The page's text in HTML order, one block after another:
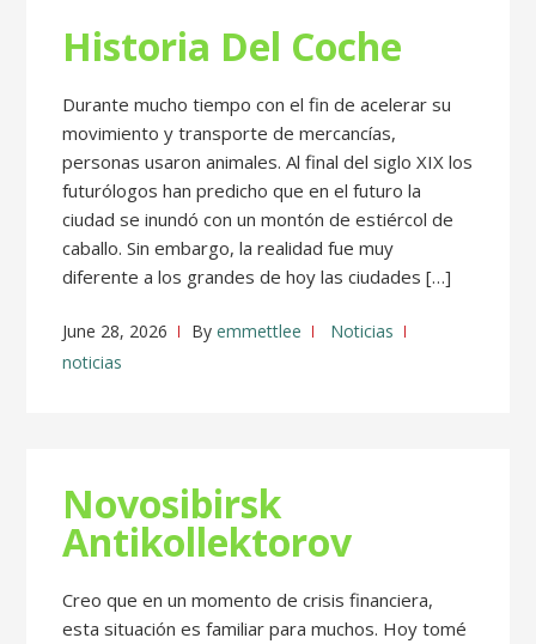
Historia Del Coche
Durante mucho tiempo con el fin de acelerar su
movimiento y transporte de mercancías,
personas usaron animales. Al final del siglo XIX los
futurólogos han predicho que en el futuro la
ciudad se inundó con un montón de estiércol de
caballo. Sin embargo, la realidad fue muy
diferente a los grandes de hoy las ciudades […]
June 28, 2026 Byemmettlee
Noticias
noticias
Novosibirsk
Antikollektorov
Creo que en un momento de crisis financiera,
esta situación es familiar para muchos. Hoy tomé